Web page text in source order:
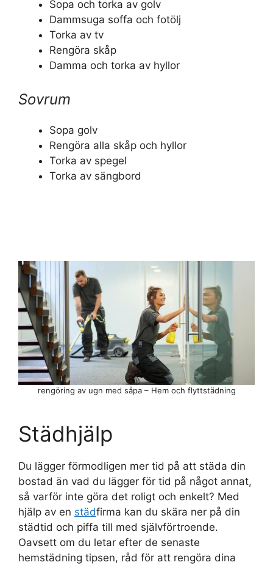
Sopa och torka av golv
Dammsuga soffa och fotölj
Torka av tv
Rengöra skåp
Damma och torka av hyllor
Sovrum
Sopa golv
Rengöra alla skåp och hyllor
Torka av spegel
Torka av sängbord
Städhjälp
Du lägger förmodligen mer tid på att städa din
bostad än vad du lägger för tid på något annat,
så varför inte göra det roligt och enkelt? Med
hjälp av en städfirma kan du skära ner på din
städtid och piffa till med självförtroende.
Oavsett om du letar efter de senaste
hemstädning tipsen, råd för att rengöra dina
rengöring av ugn med såpa – Hem och flyttstädning